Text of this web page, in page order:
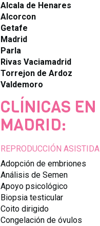
Alcala de Henares
Alcorcon
Getafe
Madrid
Parla
Rivas Vaciamadrid
Torrejon de Ardoz
Valdemoro
CLÍNICAS EN
MADRID:
REPRODUCCIÓN ASISTIDA
Adopción de embriones
Análisis de Semen
Apoyo psicológico
Biopsia testicular
Coito dirigido
Congelación de óvulos